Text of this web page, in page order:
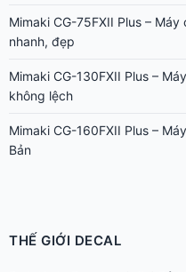
Mimaki CG-75FXII Plus –
nhanh, đẹp
Mimaki CG-130FXII Plus –
không lệch
Mimaki CG-160FXII Plus –
Bản
THẾ GIỚI DECAL